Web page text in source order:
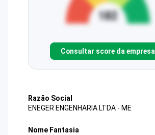
Consultar score da empresa
Razão Social
ENEGER ENGENHARIA LTDA - ME
Nome Fantasia